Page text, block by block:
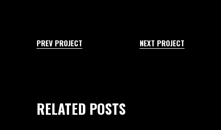
PREV PROJECT NEXT PROJECT
RELATED POSTS